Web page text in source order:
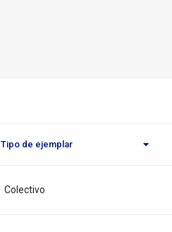
Tipo de ejemplar
Colectivo